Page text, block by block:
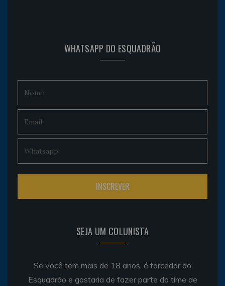
WHATSAPP DO ESQUADRÃO
SEJA UM COLUNISTA
Se você tem mais de 18 anos, é torcedor do
Esquadrão e gostaria de fazer parte do time de